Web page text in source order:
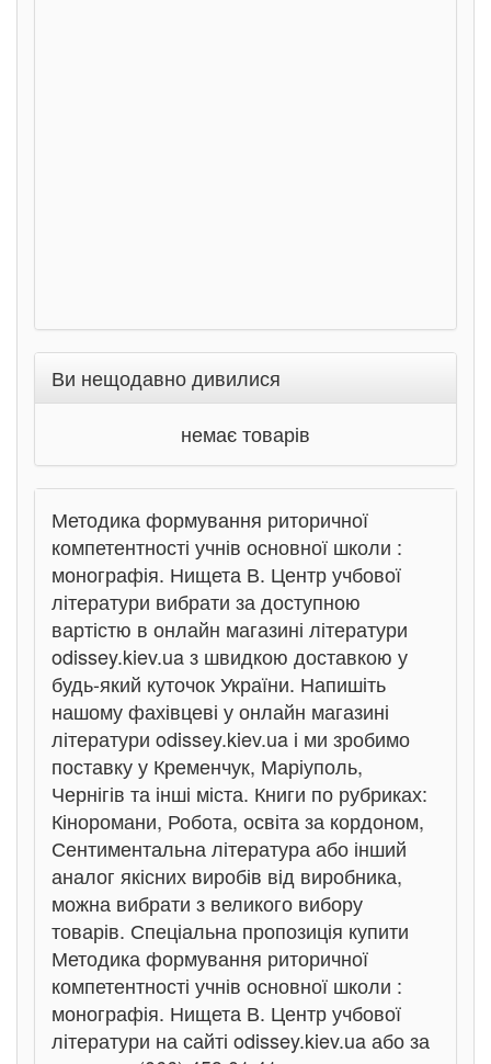
Ви нещодавно дивилися
немає товарів
Методика формування риторичної
компетентності учнів основної школи :
монографія. Нищета В. Центр учбової
літератури вибрати за доступною
вартістю в онлайн магазині літератури
odissey.kiev.ua з швидкою доставкою у
будь-який куточок України. Напишіть
нашому фахівцеві у онлайн магазині
літератури odissey.kiev.ua і ми зробимо
поставку у Кременчук, Маріуполь,
Чернігів та інші міста. Книги по рубриках:
Кіноромани, Робота, освіта за кордоном,
Сентиментальна література або інший
аналог якісних виробів від виробника,
можна вибрати з великого вибору
товарів. Спеціальна пропозиція купити
Методика формування риторичної
компетентності учнів основної школи :
монографія. Нищета В. Центр учбової
літератури на сайті odissey.kiev.ua або за